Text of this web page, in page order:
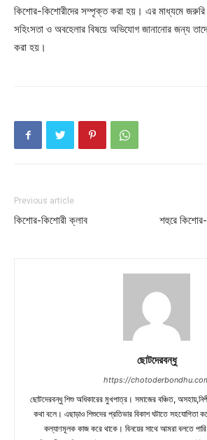
কিশোর-কিশোরীদের সম্পৃক্ত করা হয়। এর মাধ্যমে জরুরি
সহিংসতা ও অবহেলার বিষয়ে অভিযোগ জানানোর জন্য
করা হয়।
Previous article
কিশোর-কিশোরী ক্লাব শহুরে
ছোটদেরবন্ধু
https://
ছোটদেরবন্ধু শিশু অধিকারের মুখপাত্র। সমাজের বঞ্চিত,
কথা বলে। এছাড়াও শিশুদের প্রতিভার বিকাশ ঘটাতে সহযোগিতা
কল্যাণমূলক কাজ করে থাকে। বিনয়ের সাথে আমরা বলতে